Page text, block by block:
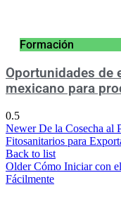
Formación
Oportunidades de
mexicano para
Newer De la Cosecha al
Fitosanitarios para
Back to list
Older Cómo Iniciar con
Fácilmente